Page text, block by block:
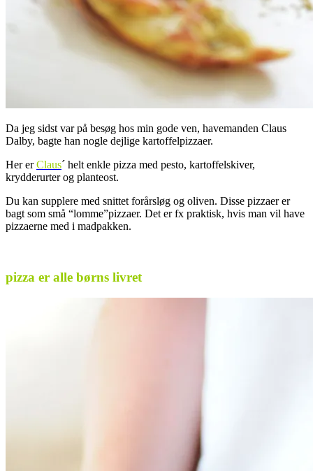
Da jeg sidst var på besøg hos min gode ven, havemanden Claus
Dalby, bagte han nogle dejlige kartoffelpizzaer.
Her erClaus´ helt enkle pizza med pesto, kartoffelskiver,
krydderurter og planteost.
Du kan supplere med snittet forårsløg og oliven. Disse pizzaer er
bagt som små “lomme”pizzaer. Det er fx praktisk, hvis man vil have
pizzaerne med i madpakken.
pizza er alle børns livret